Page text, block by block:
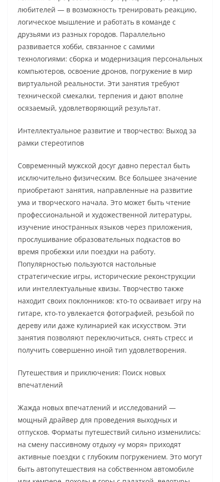
любителей — в возможность тренировать реакцию,
логическое мышление и работать в команде с
друзьями из разных городов. Параллельно
развивается хобби, связанное с самими
технологиями: сборка и модернизация персональных
компьютеров, освоение дронов, погружение в мир
виртуальной реальности. Эти занятия требуют
технической смекалки, терпения и дают вполне
осязаемый, удовлетворяющий результат.
Интеллектуальное развитие и творчество: Выход за
рамки стереотипов
Современный мужской досуг давно перестал быть
исключительно физическим. Все большее значение
приобретают занятия, направленные на развитие
ума и творческого начала. Это может быть чтение
профессиональной и художественной литературы,
изучение иностранных языков через приложения,
прослушивание образовательных подкастов во
время пробежки или поездки на работу.
Популярностью пользуются настольные
стратегические игры, исторические реконструкции
или интеллектуальные квизы. Творчество также
находит своих поклонников: кто-то осваивает игру на
гитаре, кто-то увлекается фотографией, резьбой по
дереву или даже кулинарией как искусством. Эти
занятия позволяют переключиться, снять стресс и
получить совершенно иной тип удовлетворения.
Путешествия и приключения: Поиск новых
впечатлений
Жажда новых впечатлений и исследований —
мощный драйвер для проведения выходных и
отпусков. Форматы путешествий сильно изменились:
на смену пассивному отдыху «у моря» приходят
активные поездки с глубоким погружением. Это могут
быть автопутешествия на собственном автомобиле